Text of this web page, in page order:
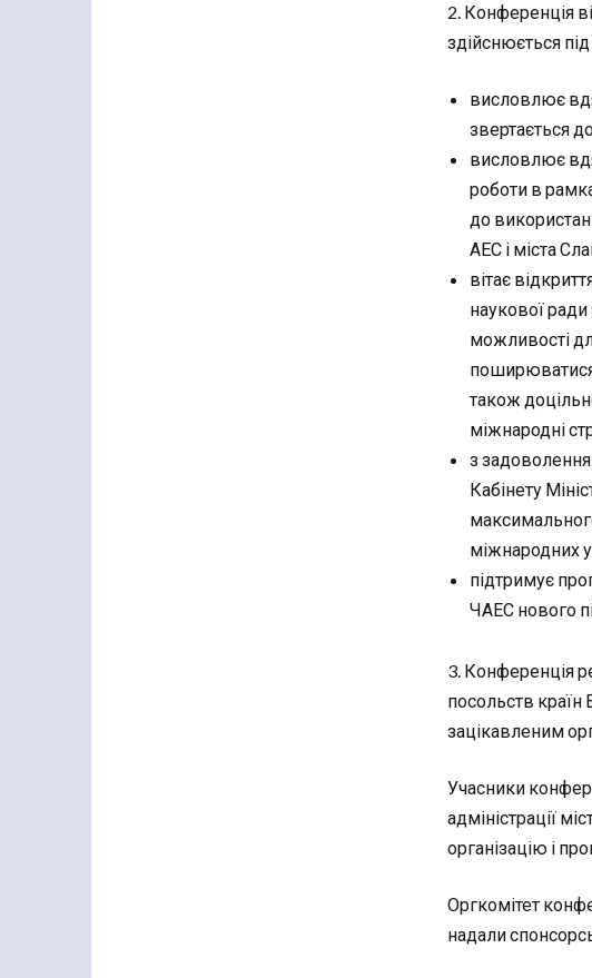
2. Конференція
здійснюється
висловлює
звертається
висловлює
роботи в
до
АЕС і міста
вітає
наукової ради
можливості
поширюватися
також
міжнародні
з
Кабінету
міжнародних
підтримує
ЧАЕС нового
3. Конференція
посольств країн
зацікавленим
Учасники
адміністрації
організацію і
Оргкомітет
надали